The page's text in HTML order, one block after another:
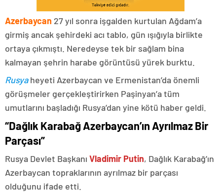
Azerbaycan 27 yıl sonra işgalden kurtulan Ağdam’a
girmiş ancak şehirdeki acı tablo, gün ışığıyla birlikte
ortaya çıkmıştı. Neredeyse tek bir sağlam bina
kalmayan şehrin harabe görüntüsü yürek burktu.
Rusyaheyeti Azerbaycan ve Ermenistan’da önemli
görüşmeler gerçekleştirirken Paşinyan’a tüm
umutlarını başladığı Rusya’dan yine kötü haber geldi.
“Dağlık Karabağ Azerbaycan’ın Ayrılmaz Bir
Parçası”
Rusya Devlet Başkanı Vladimir Putin, Dağlık Karabağ’ın
Azerbaycan topraklarının ayrılmaz bir parçası
olduğunu ifade etti.